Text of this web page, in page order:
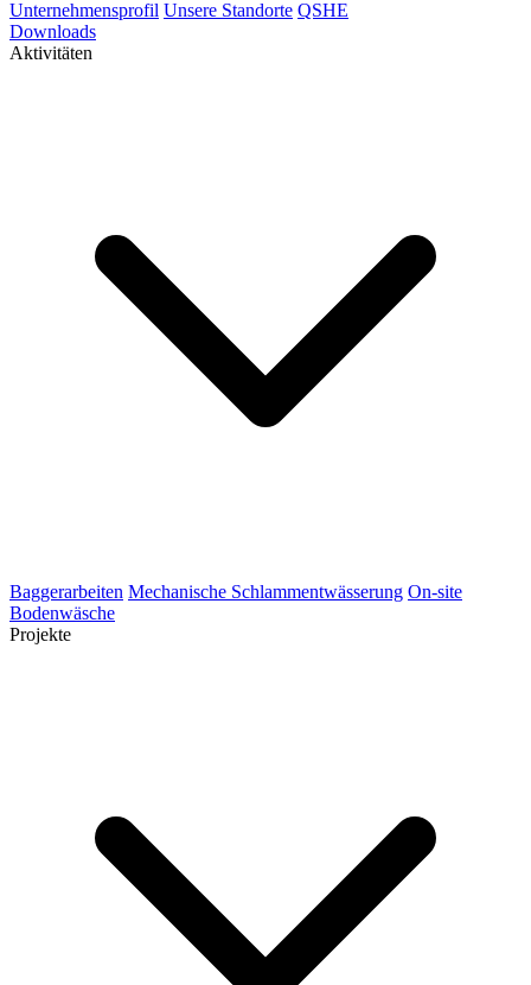
Unternehmensprofil Unsere Standorte QSHE
Downloads
Aktivitäten
Baggerarbeiten Mechanische Schlammentwässerung On-site
Bodenwäsche
Projekte